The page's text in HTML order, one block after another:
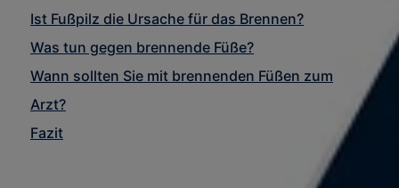
Ist Fußpilz die Ursache für das Brennen?
Was tun gegen brennende Füße?
Wann sollten Sie mit brennenden Füßen zum
Arzt?
Fazit